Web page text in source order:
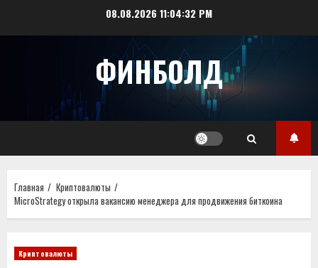
08.08.2026 11:04:32 PM
ФИНБОЛД
Главная
Криптовалюты
MicroStrategу открыла вакансию менеджера для продвижения биткоина
Криптовалюты